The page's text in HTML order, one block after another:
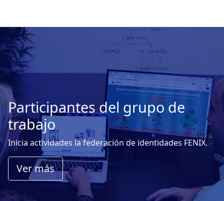
Participantes del grupo de
trabajo
Inicia actividades la federación de identidades FENIX.
Ver más